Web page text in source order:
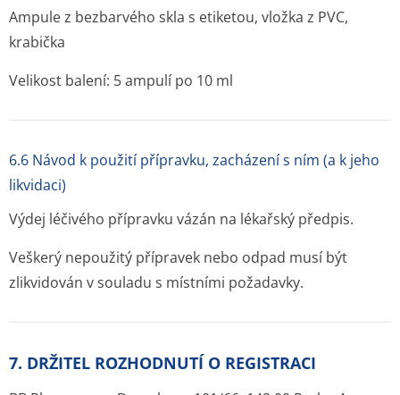
Ampule z bezbarvého skla s etiketou, vložka z PVC,
krabička
Velikost balení: 5 ampulí po 10 ml
6.6 Návod k použití přípravku, zacházení s ním (a k jeho
likvidaci)
Výdej léčivého přípravku vázán na lékařský předpis.
Veškerý nepoužitý přípravek nebo odpad musí být
zlikvidován v souladu s místními požadavky.
7. DRŽITEL ROZHODNUTÍ O REGISTRACI